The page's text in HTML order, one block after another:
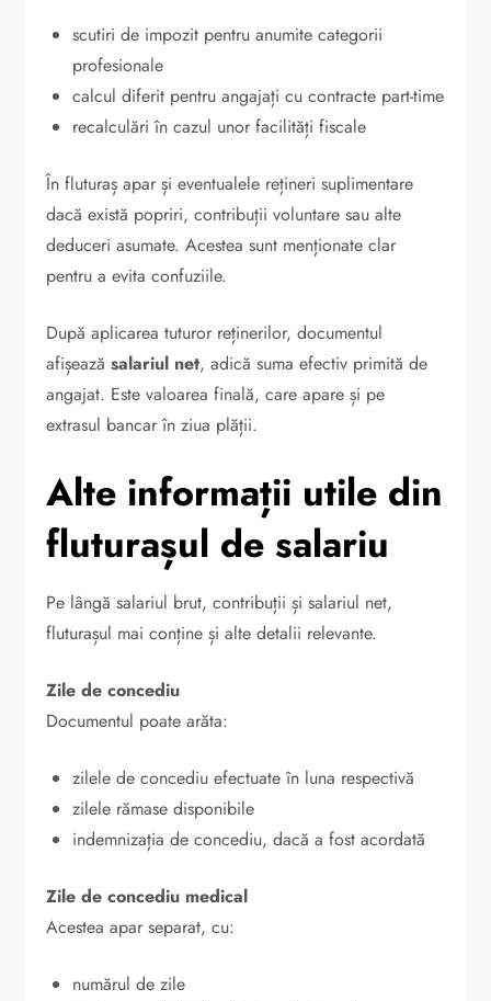
scutiri de impozit pentru anumite categorii
profesionale
calcul diferit pentru angajați cu contracte part-time
recalculări în cazul unor facilități fiscale
În fluturaș apar și eventualele rețineri suplimentare
dacă există popriri, contribuții voluntare sau alte
deduceri asumate. Acestea sunt menționate clar
pentru a evita confuziile.
După aplicarea tuturor reținerilor, documentul
afișeazăsalariul net, adică suma efectiv primită de
angajat. Este valoarea finală, care apare și pe
extrasul bancar în ziua plății.
Alte informații utile din
fluturașul de salariu
Pe lângă salariul brut, contribuții și salariul net,
fluturașul mai conține și alte detalii relevante.
Zile de concediu
Documentul poate arăta:
zilele de concediu efectuate în luna respectivă
zilele rămase disponibile
indemnizația de concediu, dacă a fost acordată
Zile de concediu medical
Acestea apar separat, cu:
numărul de zile